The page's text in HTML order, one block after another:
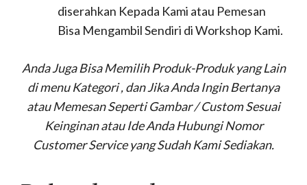
diserahkan Kepada Kami atau Pemesan
Bisa Mengambil Sendiri di Workshop Kami.
Anda Juga Bisa Memilih Produk-Produk yang Lain
di menu Kategori , dan Jika Anda Ingin Bertanya
atau Memesan Seperti Gambar / Custom Sesuai
Keinginan atau Ide Anda Hubungi Nomor
Customer Service yang Sudah Kami Sediakan.